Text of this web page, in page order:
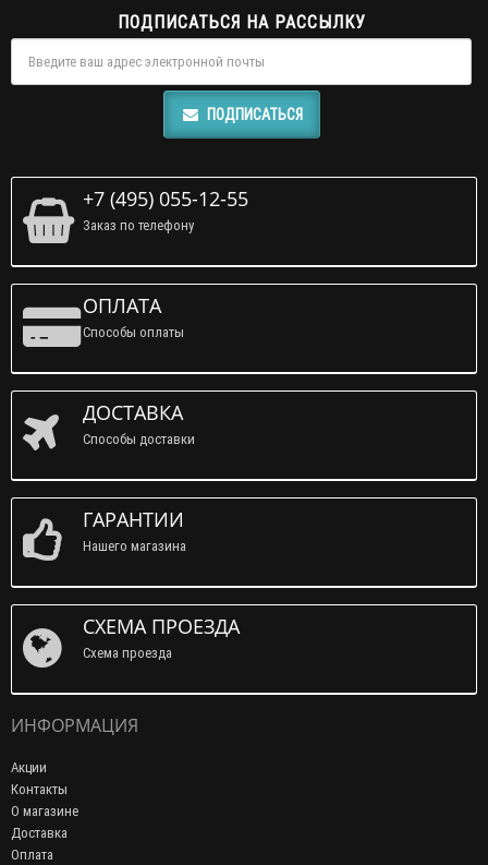
ПОДПИСАТЬСЯ НА РАССЫЛКУ
ПОДПИСАТЬСЯ
+7 (495) 055-12-55
Заказ по телефону
ОПЛАТА
Способы оплаты
ДОСТАВКА
Способы доставки
ГАРАНТИИ
Нашего магазина
СХЕМА ПРОЕЗДА
Схема проезда
ИНФОРМАЦИЯ
Акции
Контакты
О магазине
Доставка
Оплата